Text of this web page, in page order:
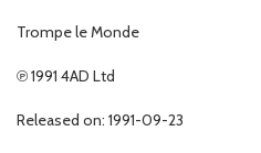
Trompe le Monde
℗ 1991 4AD Ltd
Released on: 1991-09-23